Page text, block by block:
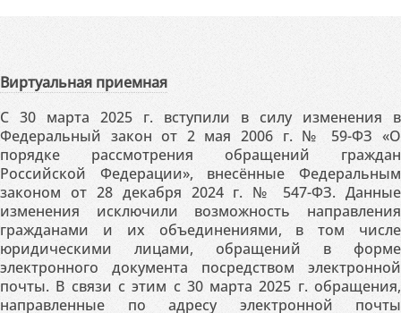
Виртуальная приемная
С 30 марта 2025 г. вступили в силу изменения в
Федеральный закон от 2 мая 2006 г. № 59-ФЗ «О
порядке рассмотрения обращений граждан
Российской Федерации», внесённые Федеральным
законом от 28 декабря 2024 г. № 547-ФЗ. Данные
изменения исключили возможность направления
гражданами и их объединениями, в том числе
юридическими лицами, обращений в форме
электронного документа посредством электронной
почты. В связи с этим с 30 марта 2025 г. обращения,
направленные по адресу электронной почты